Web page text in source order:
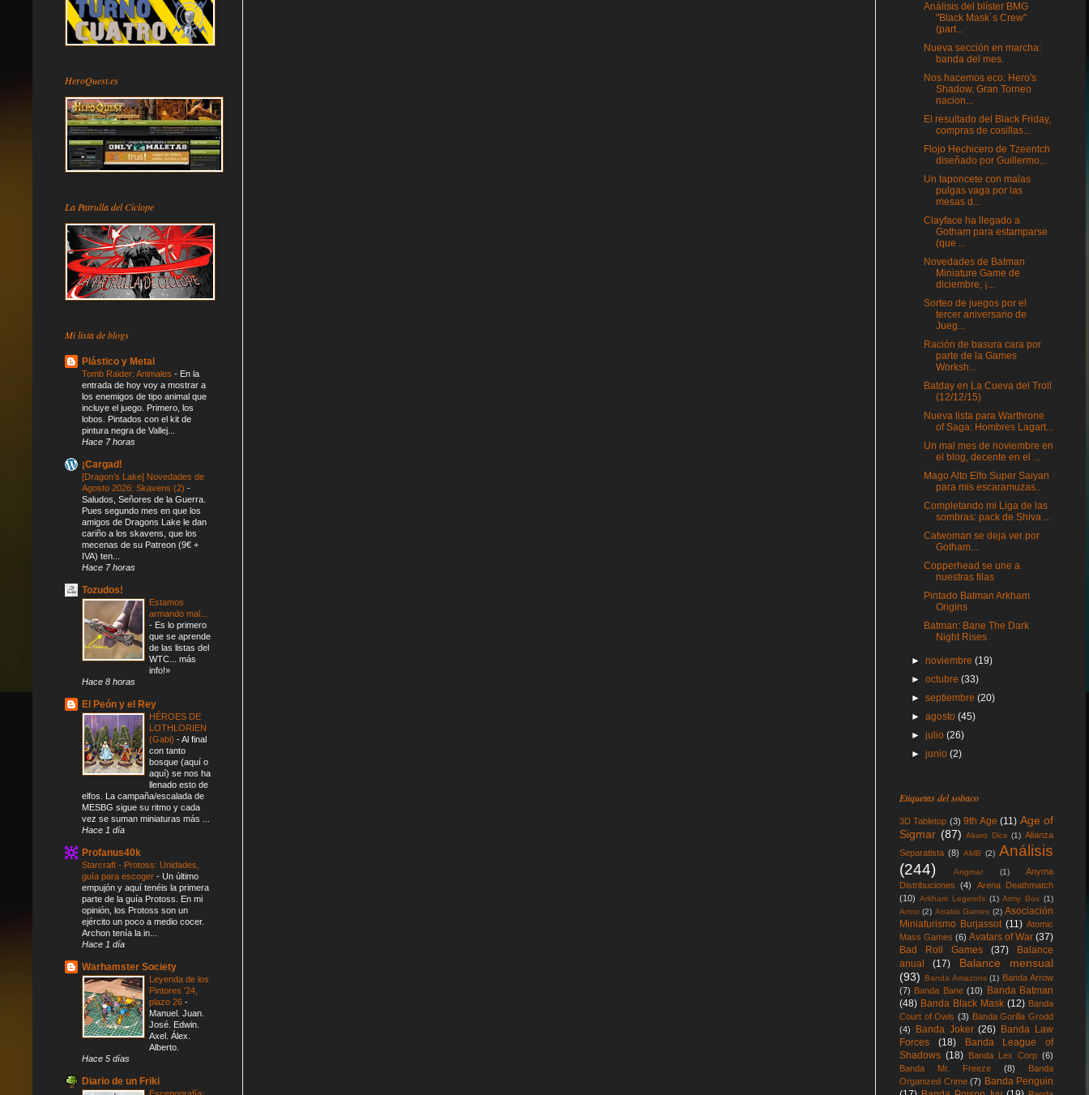
HeroQuest.es
La Patrulla del Cíclope
Mi lista de blogs
Plástico y Metal
Tomb Raider: Animales - En la
entrada de hoy voy a mostrar a
los enemigos de tipo animal que
incluye el juego. Primero, los
lobos. Pintados con el kit de
pintura negra de Vallej...
Hace 7 horas
¡Cargad!
[Dragon’s Lake] Novedades de
Agosto 2026: Skavens (2) -
Saludos, Señores de la Guerra.
Pues segundo mes en que los
amigos de Dragons Lake le dan
cariño a los skavens, que los
mecenas de su Patreon (9€ +
IVA) ten...
Hace 7 horas
Tozudos!
Estamos
armando mal...
- Es lo primero
que se aprende
de las listas del
WTC... más
info!»
Hace 8 horas
El Peón y el Rey
HÉROES DE
LOTHLORIEN
(Gabi) -Al final
con tanto
bosque (aquí o
aquí) se nos ha
llenado esto de
elfos. La campaña/escalada de
MESBG sigue su ritmo y cada
vez se suman miniaturas más ...
Hace 1 día
Profanus40k
Starcraft - Protoss: Unidades,
guía para escoger - Un último
empujón y aquí tenéis la primera
parte de la guía Protoss. En mi
opinión, los Protoss son un
ejército un poco a medio cocer.
Archon tenía la in...
Hace 1 día
Warhamster Society
Leyenda de los
Pintores '24,
plazo 26 -
Manuel. Juan.
José. Edwin.
Axel. Álex.
Alberto.
Hace 5 días
Diario de un Friki
Análisis del blíster BMG
"Black Mask´s Crew"
(part...
Nueva sección en marcha:
banda del mes.
Nos hacemos eco: Hero's
Shadow. Gran Torneo
nacion...
El resultado del Black Friday,
compras de cosillas...
Flojo Hechicero de Tzeentch
diseñado por Guillermo...
Un taponcete con malas
pulgas vaga por las
mesas d...
Clayface ha llegado a
Gotham para estamparse
(que ...
Novedades de Batman
Miniature Game de
diciembre, ¡...
Sorteo de juegos por el
tercer aniversario de
Jueg...
Ración de basura cara por
parte de la Games
Worksh...
Batday en La Cueva del Troll
(12/12/15)
Nueva lista para Warthrone
of Saga: Hombres Lagart...
Un mal mes de noviembre en
el blog, decente en el ...
Mago Alto Elfo Super Saiyan
para mis escaramuzas..
Completando mi Liga de las
sombras: pack de Shiva ...
Catwoman se deja ver por
Gotham...
Copperhead se une a
nuestras filas
Pintado Batman Arkham
Origins
Batman: Bane The Dark
Night Rises
►noviembre(19)
►octubre(33)
►septiembre(20)
►agosto(45)
►julio(26)
►junio(2)
Etiquetas del sobaco
3D Tabletop (3) 9th Age (11) Age of
Sigmar (87) Akaro Dice (1) Alianza
Separatista (8) AMB (2) Análisis
(244)
Angmar (1)
Anyma
Distribuciones
(4)
Arena Deathmatch
(10) Arkham Legends (1) Army Box (1)
Arnor (2) Arrakis Games (2) Asociación
Miniaturismo Burjassot (11) Atomic
Mass Games (6) Avatars of War (37)
Bad Roll Games
(37)
Balance
anual
(17)
Balance mensual
(93)
Banda Amazons (1) Banda Arrow
(7) Banda Bane (10)
Banda Batman
(48) Banda Black Mask (12) Banda
Court of Owls (3) Banda Gorilla Grodd
(4)
Banda Joker (26) Banda Law
Forces
(18)
Banda League of
Shadows (18) Banda Lex Corp (6)
Banda Mr. Freeze
(8)
Banda
Organized Crime (7) Banda Penguin